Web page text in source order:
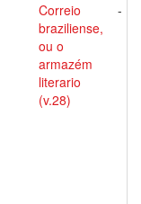
Correio
braziliense,
ou o
armazém
literario
(v.28)
-